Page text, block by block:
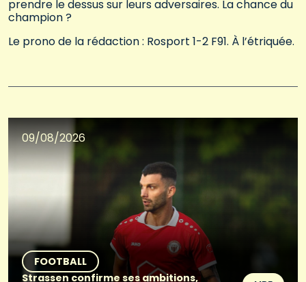
prendre le dessus sur leurs adversaires. La chance du
champion ?
Le prono de la rédaction : Rosport 1-2 F91. À l’étriquée.
09/08/2026
FOOTBALL
Strassen confirme ses ambitions,